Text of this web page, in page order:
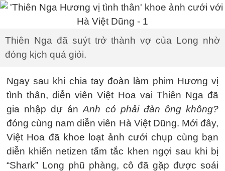
Thiên Nga đã suýt trở thành vợ của Long nhờ
đóng kịch quá giỏi.
Ngay sau khi chia tay đoàn làm phim Hương vị
tình thân, diễn viên Việt Hoa vai Thiên Nga đã
gia nhập dự ánAnh có phải đàn ông không?
đóng cùng nam diễn viên Hà Việt Dũng. Mới đây,
Việt Hoa đã khoe loạt ảnh cưới chụp cùng bạn
diễn khiến netizen tấm tắc khen ngợi sau khi bị
“Shark” Long phũ phàng, cô đã gặp được soái